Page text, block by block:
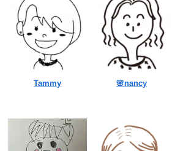
Tammy 🌸nancy